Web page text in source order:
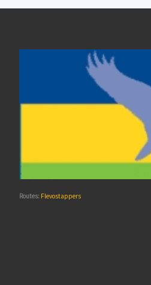
Routes: Flevostappers